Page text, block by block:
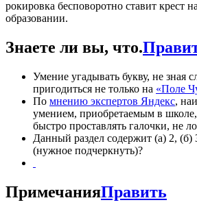
рокировка бесповоротно ставит крест
образовании.
Знаете ли вы, что.
Умение угадывать букву, не зная
пригодиться не только на «Поле
По мнению экспертов Яндекс,
умением, приобретаемым в школе,
быстро проставлять галочки, не
Данный раздел содержит (а) 2, (б)
(нужное подчеркнуть)?
ПримечанияПравить